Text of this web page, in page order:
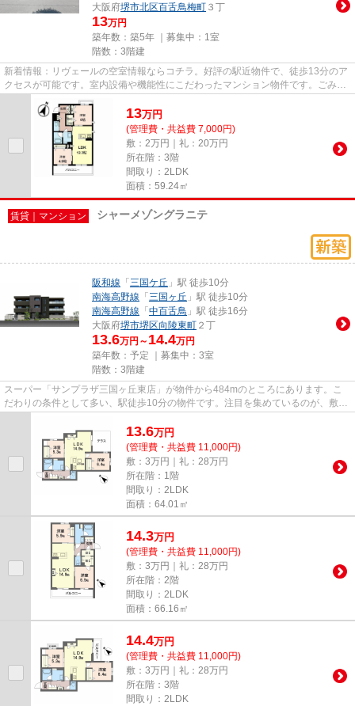
大阪府堺市北区百舌鳥梅町 ３丁
13万円
築年数：築5年 ｜募集中： 1室
階数：3階建
新着情報：リヴェールの空室情報ならコチラ。好評の駅近物件で、徒歩13分のア
クセスが可能です。室内設備や機能性にこだわったマンション物件です。ごみ捨
ての煩わしさを軽減するのが...
13万円
(管理費・共益費 7,000円)
敷：2万円｜礼：20万円
所在階：3階
間取り：2LDK
面積：59.24㎡
賃貸｜マンション シャーメゾングラニテ
阪和線 「 三国ケ丘 」駅 徒歩10分
南海高野線 「 三国ヶ丘 」駅 徒歩10分
南海高野線 「 中百舌鳥 」駅 徒歩16分
大阪府堺市堺区向陵東町 ２丁
13.6万円～ 14.4万円
築年数：予定 ｜募集中： 3室
階数：3階建
スーパー「サンプラザ三国ヶ丘東店」が物件から484mのところにあります。こ
だわりの条件として多い、駅徒歩10分の物件です。注目を集めているのが、敷地
13.6万円
(管理費・共益費 11,000円)
敷：3万円｜礼：28万円
所在階：1階
間取り：2LDK
面積：64.01㎡
14.3万円
(管理費・共益費 11,000円)
敷：3万円｜礼：28万円
所在階：2階
間取り：2LDK
面積：66.16㎡
14.4万円
(管理費・共益費 11,000円)
敷：3万円｜礼：28万円
所在階：3階
間取り：2LDK